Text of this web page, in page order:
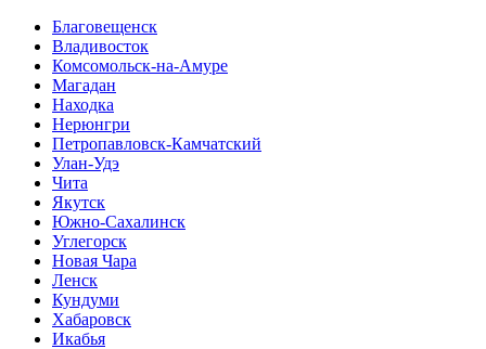
Благовещенск
Владивосток
Комсомольск-на-Амуре
Магадан
Находка
Нерюнгри
Петропавловск-Камчатский
Улан-Удэ
Чита
Якутск
Южно-Сахалинск
Углегорск
Новая Чара
Ленск
Кундуми
Хабаровск
Икабья